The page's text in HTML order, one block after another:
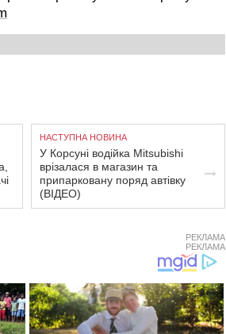
НАСТУПНА НОВИНА
У Корсуні водійка Mitsubishi
врізалася в магазин та
припарковану поряд автівку
(ВІДЕО)
РЕКЛАМА
РЕКЛАМА